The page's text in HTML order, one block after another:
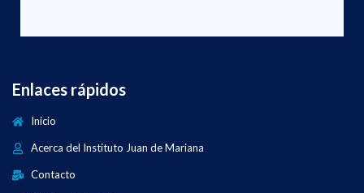
Enlaces rápidos
Inicio
Acerca del Instituto Juan de Mariana
Contacto